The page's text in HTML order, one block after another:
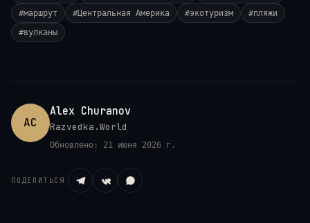
#маршрут #Центральная Америка #экотуризм #пляжи
#вулканы
AC
Alex Churanov
Razvedka.World
Обновлено: 21 июня 2026 г.
ПОДЕЛИТЬСЯ